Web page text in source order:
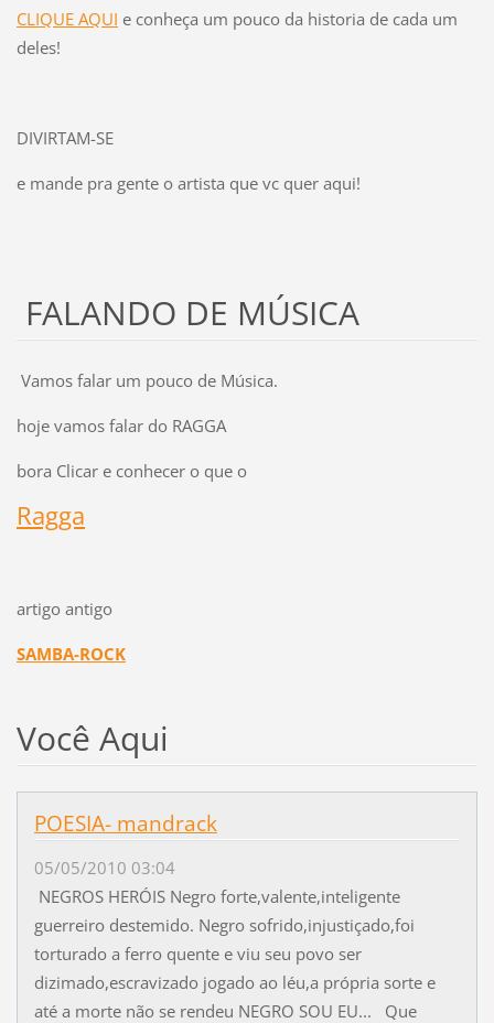
CLIQUE AQUI e conheça um pouco da historia de cada um
deles!
DIVIRTAM-SE
e mande pra gente o artista que vc quer aqui!
FALANDO DE MÚSICA
Vamos falar um pouco de Música.
hoje vamos falar do RAGGA
bora Clicar e conhecer o que o
Ragga
artigo antigo
SAMBA-ROCK
Você Aqui
POESIA- mandrack
05/05/2010 03:04
NEGROS HERÓIS Negro forte,valente,inteligente
guerreiro destemido. Negro sofrido,injustiçado,foi
torturado a ferro quente e viu seu povo ser
dizimado,escravizado jogado ao léu,a própria sorte e
até a morte não se rendeu NEGRO SOU EU... Que